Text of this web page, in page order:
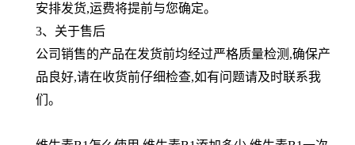
安排发货,运费将提前与您确定。
3、关于售后
公司销售的产品在发货前均经过严格质量检测,确保产
品良好,请在收货前仔细检查,如有问题请及时联系我
们。